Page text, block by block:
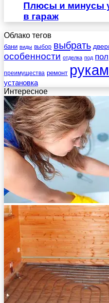
Плюсы и минусы
в гараж
Облако тегов
бани виды выбор выбрать
особенности отделка под пол
преимущества ремонт
установка
Интересное